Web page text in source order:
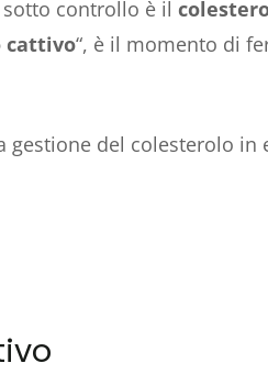
controllo è il
cattivo“, è il momento di
del colesterolo